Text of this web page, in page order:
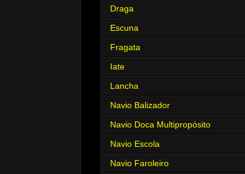
Draga
Escuna
Fragata
Iate
Lancha
Navio Balizador
Navio Doca Multipropósito
Navio Escola
Navio Faroleiro